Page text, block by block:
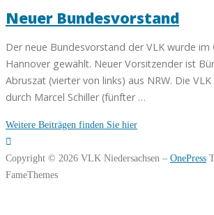
Neuer Bundesvorstand
Der neue Bundesvorstand der VLK wurde im
Hannover gewählt. Neuer Vorsitzender ist
Abruszat (vierter von links) aus NRW. Die
durch Marcel Schiller (fünfter …
Weitere Beiträgen finden Sie hier
Copyright © 2026 VLK Niedersachsen – OnePress
FameThemes